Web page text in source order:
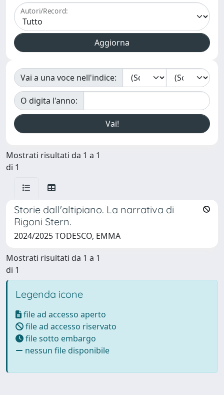
Autori/Record:
Vai a una voce nell'indice:
O digita l'anno:
Mostrati risultati da 1 a 1
di 1
Storie dall'altipiano. La narrativa di
Rigoni Stern.
2024/2025 TODESCO, EMMA
Mostrati risultati da 1 a 1
di 1
Legenda icone
file ad accesso aperto
file ad accesso riservato
file sotto embargo
nessun file disponibile